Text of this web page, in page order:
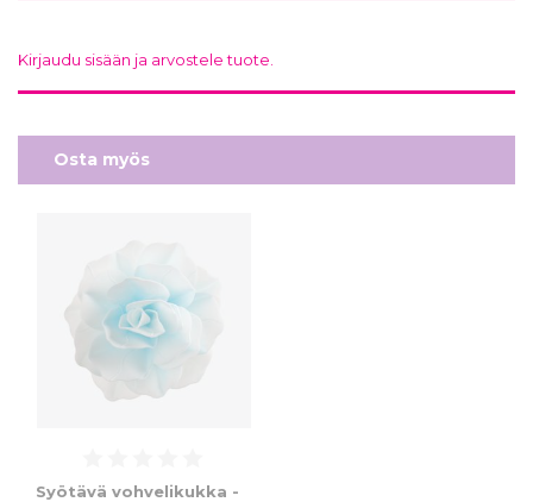
Kirjaudu sisään ja arvostele tuote.
Osta myös
Syötävä vohvelikukka -